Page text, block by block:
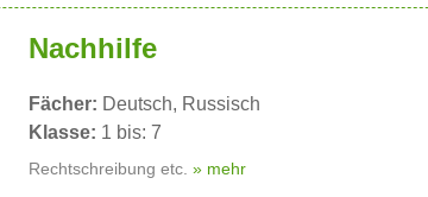
Nachhilfe
Fächer: Deutsch, Russisch
Klasse: 1 bis: 7
Rechtschreibung etc. » mehr